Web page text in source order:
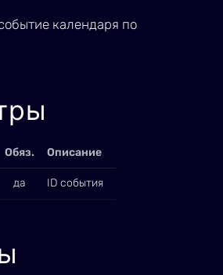
календаря по
Обяз. Описание
да ID события